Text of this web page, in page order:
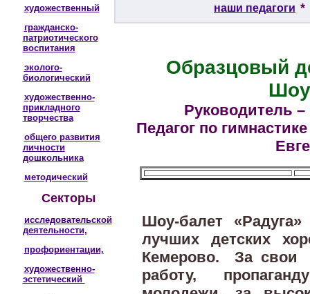
художественный
гражданско-
патриотического
воспитания
эколого-
биологический
художественно-
прикладного
творчества
общего развития
личности
дошкольника
методический
Секторы
исследовательской
деятельности,
профориентации,
художественно-
эстетический
наши педагоги *
Образцовый
Руководитель
Педагог по
Шоу-балет
лучших детских
Кемерово. За свои
работу,